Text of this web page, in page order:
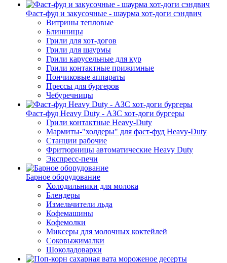
Фаст-фуд и закусочные - шаурма хот-доги сэндвич
Витрины тепловые
Блинницы
Грили для хот-догов
Грили для шаурмы
Грили карусельные для кур
Грили контактные прижимные
Пончиковые аппараты
Прессы для бургеров
Чебуречницы
Фаст-фуд Heavy Duty - АЗС хот-доги бургеры
Грили контактные Heavy-Duty
Мармиты-"холдеры" для фаст-фуд Heavy-Duty
Станции рабочие
Фритюрницы автоматические Heavy Duty
Экспресс-печи
Барное оборудование
Холодильники для молока
Блендеры
Измельчители льда
Кофемашины
Кофемолки
Миксеры для молочных коктейлей
Соковыжималки
Шоколадоварки